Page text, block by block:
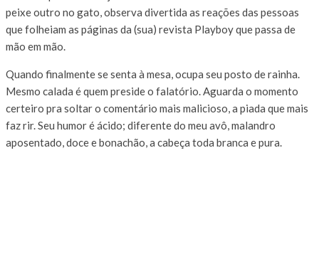
peixe outro no gato, observa divertida as reações das pessoas
que folheiam as páginas da (sua) revista Playboy que passa de
mão em mão.
Quando finalmente se senta à mesa, ocupa seu posto de rainha.
Mesmo calada é quem preside o falatório. Aguarda o momento
certeiro pra soltar o comentário mais malicioso, a piada que mais
faz rir. Seu humor é ácido; diferente do meu avô, malandro
aposentado, doce e bonachão, a cabeça toda branca e pura.